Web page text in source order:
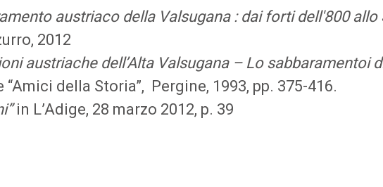
austriaco della Valsugana : dai forti dell'800 allo
2012
austriache dell’Alta Valsugana – Lo sabbaramentoi
della Storia”, Pergine, 1993, pp. 375-416.
in L’Adige, 28 marzo 2012, p. 39